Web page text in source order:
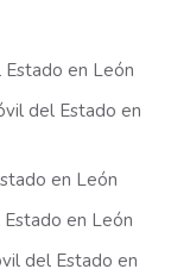
en León
del Estado en
en León
en León
del Estado en